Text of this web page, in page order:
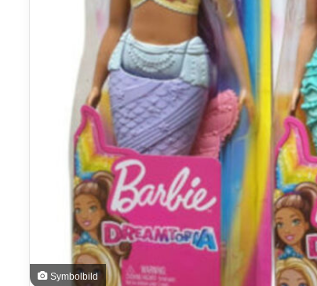
Symbolbild